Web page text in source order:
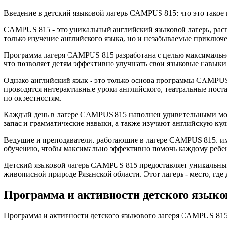
Введение в детский языковой лагерь CAMPUS 815: что это
CAMPUS 815 - это уникальный английский языковой лагерь,
только изучение английского языка, но и незабываемые
Программа лагеря CAMPUS 815 разработана с целью
что позволяет детям эффективно улучшать свои языковые
Однако английский язык - это только основа программы
проводятся интерактивные уроки английского, театральные
по окрестностям.
Каждый день в лагере CAMPUS 815 наполнен удивительными
запас и грамматические навыки, а также изучают английскую
Ведущие и преподаватели, работающие в лагере CAMPUS 815,
обучению, чтобы максимально эффективно помочь каждому
Детский языковой лагерь CAMPUS 815 предоставляет
живописной природе Рязанской области. Этот лагерь - место,
Программа и активности детского
Программа и активности детского языкового лагеря CAMPUS